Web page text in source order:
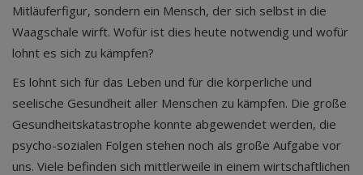
Mitläuferfigur, sondern ein Mensch, der sich selbst in die
Waagschale wirft. Wofür ist dies heute notwendig und wofür
lohnt es sich zu kämpfen?
Es lohnt sich für das Leben und für die körperliche und
seelische Gesundheit aller Menschen zu kämpfen. Die große
Gesundheitskatastrophe konnte abgewendet werden, die
psycho-sozialen Folgen stehen noch als große Aufgabe vor
uns. Viele befinden sich mittlerweile in einem wirtschaftlichen